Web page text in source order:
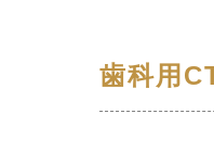
歯科用